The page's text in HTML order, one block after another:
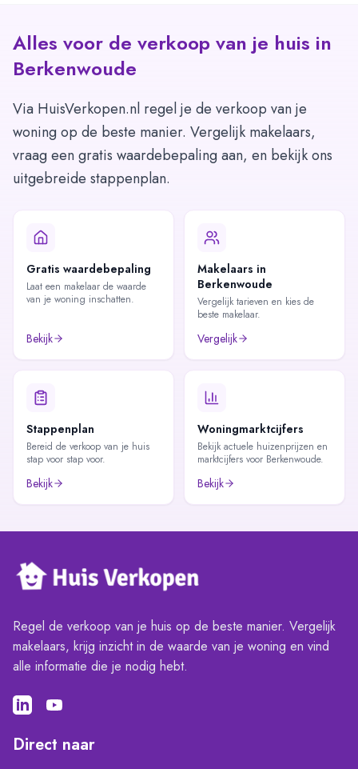
Alles voor de verkoop van je huis in
Berkenwoude
Via HuisVerkopen.nl regel je de verkoop van je
woning op de beste manier. Vergelijk makelaars,
vraag een gratis waardebepaling aan, en bekijk ons
uitgebreide stappenplan.
Gratis waardebepaling
Laat een makelaar de waarde
van je woning inschatten.
Bekijk
Makelaars in
Berkenwoude
Vergelijk tarieven en kies de
beste makelaar.
Vergelijk
Stappenplan
Bereid de verkoop van je huis
stap voor stap voor.
Bekijk
Woningmarktcijfers
Bekijk actuele huizenprijzen en
marktcijfers voor Berkenwoude.
Bekijk
Regel de verkoop van je huis op de beste manier. Vergelijk
makelaars, krijg inzicht in de waarde van je woning en vind
alle informatie die je nodig hebt.
Direct naar